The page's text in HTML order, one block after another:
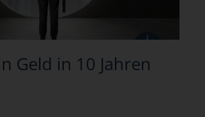
Geld in 10 Jahren